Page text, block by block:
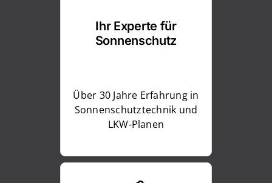
Ihr Experte für
Sonnenschutz
Über 30 Jahre Erfahrung in
Sonnenschutztechnik und
LKW-Planen